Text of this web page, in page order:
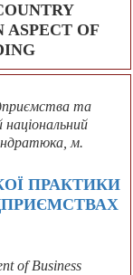
ASPECT OF
та
м.
ПРАКТИКИ
of Business